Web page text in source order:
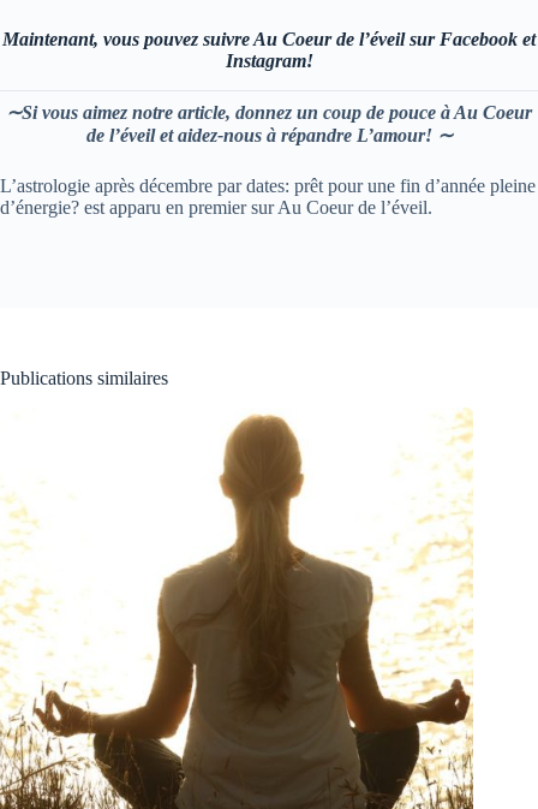
Maintenant, vous pouvez suivre Au Coeur de l’éveil sur Facebook et
Instagram!
∼Si vous aimez notre article, donnez un coup de pouce à Au Coeur
de l’éveil et aidez-nous à répandre L’amour! ∼
L’astrologie après décembre par dates: prêt pour une fin d’année pleine
d’énergie? est apparu en premier sur Au Coeur de l’éveil.
Publications similaires